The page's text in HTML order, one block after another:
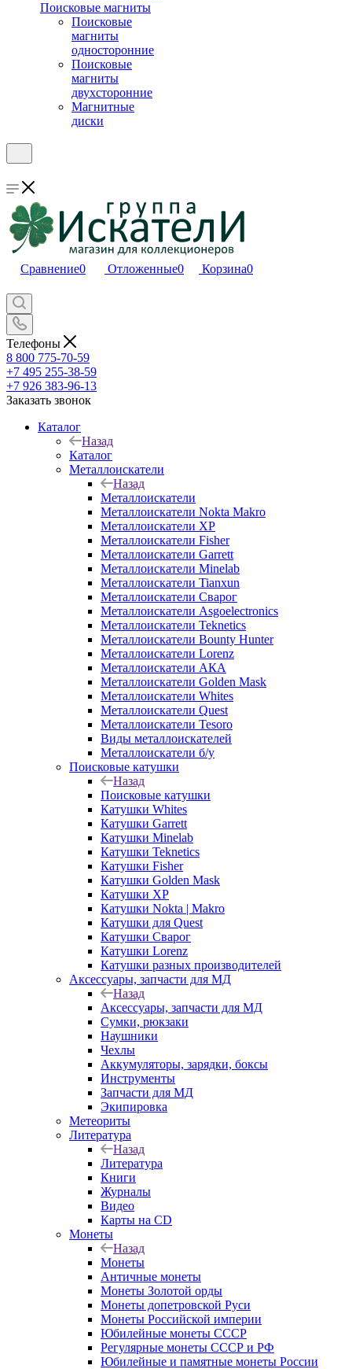
Поисковые магниты
Поисковые
магниты
односторонние
Поисковые
магниты
двухсторонние
Магнитные
диски
Сравнение0 Отложенные0 Корзина0
Телефоны
8 800 775-70-59
+7 495 255-38-59
+7 926 383-96-13
Заказать звонок
Каталог
Назад
Каталог
Металлоискатели
Назад
Металлоискатели
Металлоискатели Nokta Makro
Металлоискатели XP
Металлоискатели Fisher
Металлоискатели Garrett
Металлоискатели Minelab
Металлоискатели Tianxun
Металлоискатели Сварог
Металлоискатели Asgoelectronics
Металлоискатели Teknetics
Металлоискатели Bounty Hunter
Металлоискатели Lorenz
Металлоискатели АКА
Металлоискатели Golden Mask
Металлоискатели Whites
Металлоискатели Quest
Металлоискатели Tesoro
Виды металлоискателей
Металлоискатели б/у
Поисковые катушки
Назад
Поисковые катушки
Катушки Whites
Катушки Garrett
Катушки Minelab
Катушки Teknetics
Катушки Fisher
Катушки Golden Mask
Катушки XP
Катушки Nokta | Makro
Катушки для Quest
Катушки Сварог
Катушки Lorenz
Катушки разных производителей
Аксессуары, запчасти для МД
Назад
Аксессуары, запчасти для МД
Сумки, рюкзаки
Наушники
Чехлы
Аккумуляторы, зарядки, боксы
Инструменты
Запчасти для МД
Экипировка
Метеориты
Литература
Назад
Литература
Книги
Журналы
Видео
Карты на CD
Монеты
Назад
Монеты
Античные монеты
Монеты Золотой орды
Монеты допетровской Руси
Монеты Российской империи
Юбилейные монеты СССР
Регулярные монеты СССР и РФ
Юбилейные и памятные монеты России